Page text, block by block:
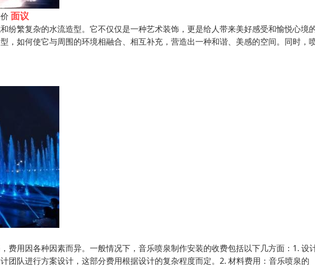
面议
纷繁复杂的水流造型。它不仅仅是一种艺术装饰，更是给人带来美好感受和愉悦心境
，如何使它与周围的环境相融合、相互补充，营造出一种和谐、美感的空间。同时，
费用因各种因素而异。一般情况下，音乐喷泉制作安装的收费包括以下几方面：1. 设
团队进行方案设计，这部分费用根据设计的复杂程度而定。2. 材料费用：音乐喷泉的